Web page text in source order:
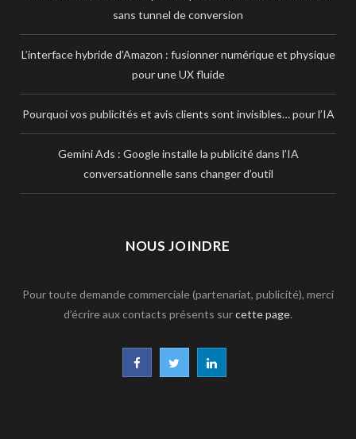
sans tunnel de conversion
L’interface hybride d’Amazon : fusionner numérique et physique
pour une UX fluide
Pourquoi vos publicités et avis clients sont invisibles… pour l’IA
Gemini Ads : Google installe la publicité dans l’IA
conversationnelle sans changer d’outil
NOUS JOINDRE
Pour toute demande commerciale (partenariat, publicité), merci
d’écrire aux contacts présents surcette page.
F L